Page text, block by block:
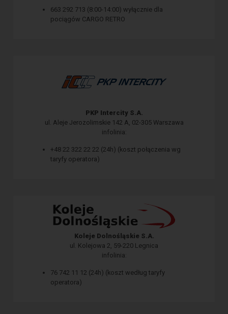
663 292 713 (8:00-14:00) wyłącznie dla
pociągów CARGO RETRO
PKP Intercity S.A.
ul. Aleje Jerozolimskie 142 A, 02-305 Warszawa
infolinia:
+48 22 322 22 22 (24h) (koszt połączenia wg
taryfy operatora)
Koleje Dolnośląskie S.A.
ul. Kolejowa 2, 59-220 Legnica
infolinia:
76 742 11 12 (24h) (koszt według taryfy
operatora)